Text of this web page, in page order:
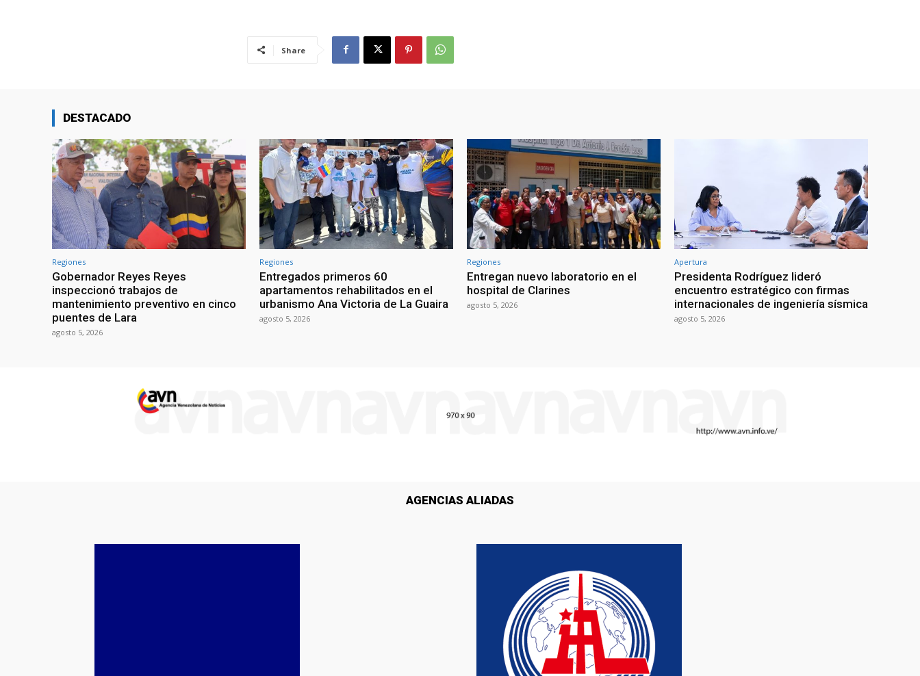
Share
DESTACADO
Regiones
Gobernador Reyes Reyes
inspeccionó trabajos de
mantenimiento preventivo en cinco
puentes de Lara
agosto 5, 2026
Regiones
Entregados primeros 60
apartamentos rehabilitados en el
urbanismo Ana Victoria de La Guaira
agosto 5, 2026
Regiones
Entregan nuevo laboratorio en el
hospital de Clarines
agosto 5, 2026
Apertura
Presidenta Rodríguez lideró
encuentro estratégico con firmas
internacionales de ingeniería sísmica
agosto 5, 2026
AGENCIAS ALIADAS